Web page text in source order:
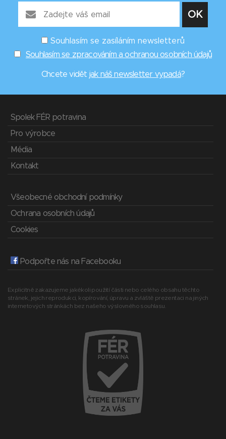
Souhlasím se zasíláním newsletterů
Souhlasím se zpracováním a ochranou osobních údajů
Chcete vidět jak náš newsletter vypadá?
Spolek FÉR potravina
Pro výrobce
Média
Kontakt
Všeobecné obchodní podmínky
Ochrana osobních údajů
Cookies
Podpořte nás na Facebooku
Explicitně zakazujeme jakékoli použití části nebo celého obsahu těchto
stránek, jejich reprodukci, kopírování, úpravu a zvláště prezentaci na jiných
internetových stránkách bez našeho výslovného souhlasu.